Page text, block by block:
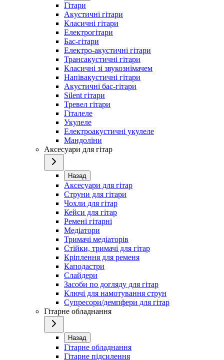
Гітари
Акустичні гітари
Класичні гітари
Електрогітари
Бас-гітари
Електро-акустичні гітари
Трансакустичні гітари
Класичні зі звукознімачем
Напівакустичні гітари
Акустичні бас-гітари
Silent гітари
Тревел гітари
Гіталеле
Укулеле
Електроакустичні укулеле
Мандоліни
Аксесуари для гітар
Назад
Аксесуари для гітар
Струни для гітари
Чохли для гітар
Кейси для гітар
Ремені гітарні
Медіатори
Тримачі медіаторів
Стійки, тримачі для гітар
Кріплення для ременя
Каподастри
Слайдери
Засоби по догляду для гітар
Ключі для намотування струн
Супресори/демпфери для гітар
Гітарне обладнання
Назад
Гітарне обладнання
Гітарне підсилення